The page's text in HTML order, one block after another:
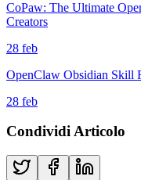
CoPaw: The Ultimate
Creators
28 feb
OpenClaw Obsidian Skill
28 feb
Condividi Articolo